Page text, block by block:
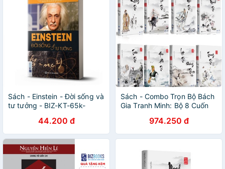
Sách - Einstein - Đời sống và
tư tưởng - BIZ-KT-65k-
44.200 đ
Sách - Combo Trọn Bộ Bách
Gia Tranh Minh: Bộ 8 Cuốn
974.250 đ